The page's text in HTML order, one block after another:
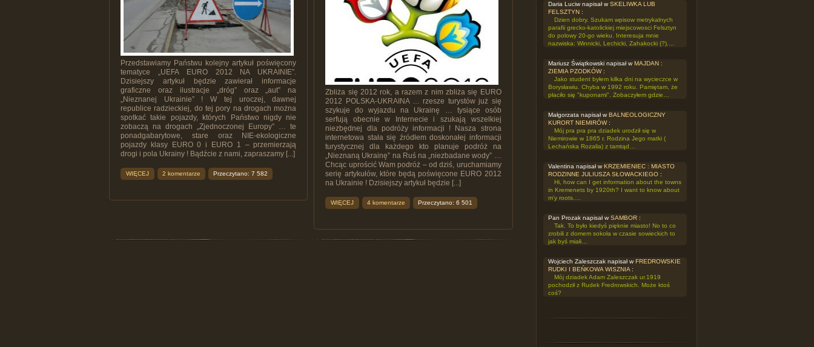
Przedstawiamy Państwu kolejny artykuł poświęcony
tematyce „UEFA EURO 2012 NA UKRAINIE”.
Dzisiejszy artykuł będzie zawierał informacje
graficzne oraz ilustracje „dróg” oraz „aut” na
„Nieznanej Ukrainie” ! W tej uroczej, dawnej
republice radzieckiej, do tej pory na drogach można
spotkać takie pojazdy, których Państwo nigdy nie
zobaczą na drogach „Zjednoczonej Europy” … te
ponadgabarytowe, stare oraz NIE-ekologiczne
pojazdy klasy EURO 0 i EURO 1 – przemierzają
drogi i pola Ukrainy ! Bądźcie z nami, zapraszamy [...]
WIĘCEJ 2 komentarze Przeczytano: 7 582
Zbliża się 2012 rok, a razem z nim zbliża się EURO
2012 POLSKA-UKRAINA … rzesze turystów już się
szykuje do wyjazdu na Ukrainę … tysiące osób
serfują obecnie w Internecie i szukają wszelkiej
niezbędnej dla podróży informacji ! Nasza strona
internetowa stała się źródłem doskonałej informacji
turystycznej dla każdego kto planuje podróż na
„Nieznaną Ukrainę” na Ruś na „niezbadane wody” …
Chcąc uprościć Wam podróż – od dziś, uruchamiamy
serię artykułów, które będą poświęcone EURO 2012
na Ukrainie ! Dzisiejszy artykuł będzie [...]
WIĘCEJ 4 komentarze Przeczytano: 6 501
Daria Luciw napisał w SKELIWKA LUB
FELSZTYN :
Dzien dobry. Szukam wpisow metrykalnych
parafii grecko-katolickiej miejscowosci Felsztyn
do polowy 20-go wieku. Interesuja mnie
nazwiska: Winnicki, Lechicki, Zahakocki (?).…
Mariusz Świątkowski napisał w MAJDAN :
ZIEMIA PZODKÓW:
Jako student byłem kilka dni na wycieczce w
Borysławiu. Chyba w 1992 roku. Pamiętam, że
płaciło się "kuponami". Zobaczyłem gdzie…
Małgorzata napisał w BALNEOLOGICZNY
KURORT NIEMIRÓW:
Mój pra pra pra dziadek urodził się w
Niemirowie w 1865 r. Rodzina Jego matki (
Lechańska Rozalia) z tamtąd…
Valentina napisał w KRZEMIENIEC : MIASTO
RODZINNE JULIUSZA SŁOWACKIEGO :
Hi, how can I get information about the towns
in Kremenets by 1920th? I want to know about
m'y roots.…
Pan Prozak napisał w SAMBOR :
Tak. To było kiedyś pięknie miasto! No to co
zrobili z domem sokoła w czasie sowieckich to
jak byś miałi…
Wojciech Zaleszczak napisał w FREDROWSKIE
RUDKI I BEŃKOWA WISZNIA :
Mój dziadek Adam Zaleszczak ur.1919
pochodził z Rudek Fredrowskich. Może ktoś
coś?